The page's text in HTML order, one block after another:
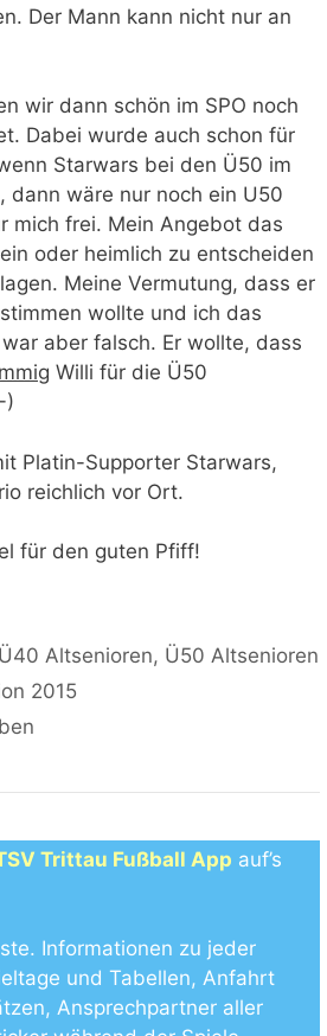
Der Mann kann nicht nur an
wir dann schön im SPO noch
Dabei wurde auch schon für
Starwars bei den Ü50 im
dann wäre nur noch ein U50
mich frei. Mein Angebot das
oder heimlich zu entscheiden
Meine Vermutung, dass er
wollte und ich das
aber falsch. Er wollte, dass
Willi für die Ü50
Platin-Supporter Starwars,
reichlich vor Ort.
für den guten Pfiff!
Ü40 Altsenioren, Ü50 Altsenioren
2015
Trittau Fußball App auf’s
Informationen zu jeder
und Tabellen, Anfahrt
Ansprechpartner aller